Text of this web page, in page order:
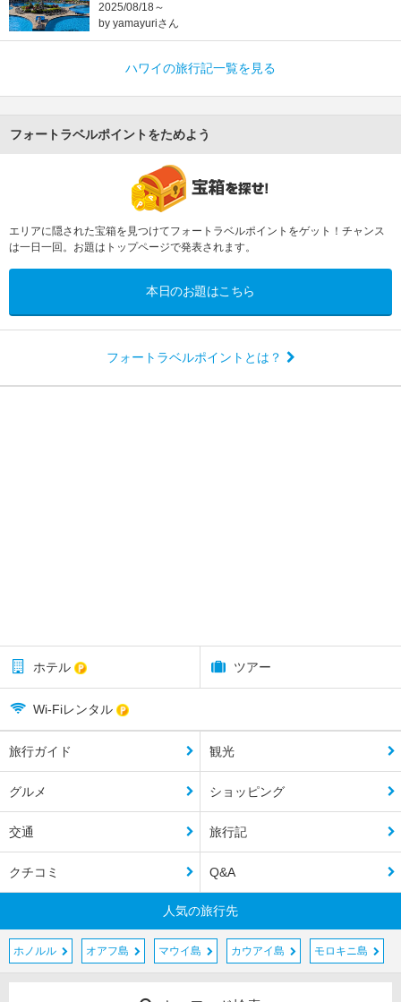
2025/08/18～
by yamayuriさん
ハワイの旅行記一覧を見る
フォートラベルポイントをためよう
エリアに隠された宝箱を見つけてフォートラベルポイントをゲット！チャンス
は一日一回。お題はトップページで発表されます。
本日のお題はこちら
フォートラベルポイントとは？
ホテル ツアー
Wi-Fiレンタル
旅行ガイド 観光
グルメ ショッピング
交通 旅行記
クチコミ Q&A
人気の旅行先
ホノルル オアフ島 マウイ島 カウアイ島 モロキニ島